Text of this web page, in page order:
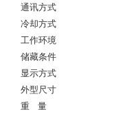
通讯方式
冷却方式
工作环境
储藏条件
显示方式
外型尺寸
重 量